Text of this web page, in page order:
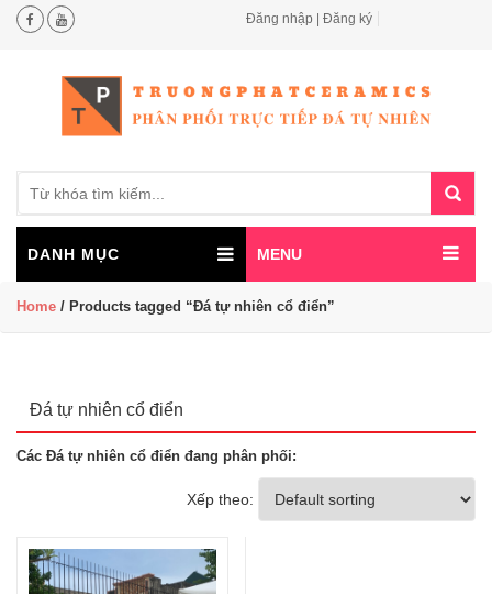
Đăng nhập | Đăng ký
for:
DANH MỤC MENU
Home / Products tagged “Đá tự nhiên cổ điển”
Đá tự nhiên cổ điển
Các Đá tự nhiên cổ điển đang phân phối:
Xếp theo: